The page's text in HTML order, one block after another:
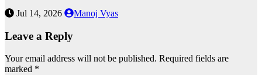
Jul 14, 2026 Manoj Vyas
Leave a Reply
Your email address will not be published. Required fields are
marked *